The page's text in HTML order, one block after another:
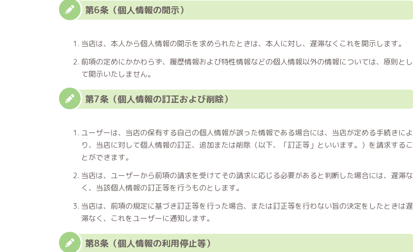
第6条（個人情報の開示）
当店は、本人から個人情報の開示を求められたときは、本人に対し、遅滞なくこれを開示します。
前項の定めにかかわらず、履歴情報および特性情報などの個人情報以外の情報については、原則とし
て開示いたしません。
第7条（個人情報の訂正および削除）
ユーザーは、当店の保有する自己の個人情報が誤った情報である場合には、当店が定める手続きによ
り、当店に対して個人情報の訂正、追加または削除（以下、「訂正等」といいます。）を請求するこ
とができます。
当店は、ユーザーから前項の請求を受けてその請求に応じる必要があると判断した場合には、遅滞な
く、当該個人情報の訂正等を行うものとします。
当店は、前項の規定に基づき訂正等を行った場合、または訂正等を行わない旨の決定をしたときは遅
滞なく、これをユーザーに通知します。
第8条（個人情報の利用停止等）